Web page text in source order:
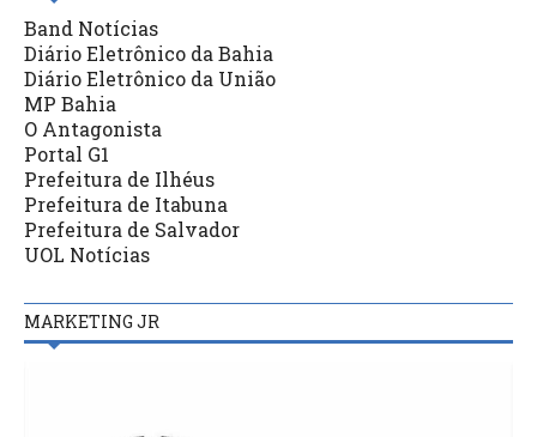
Band Notícias
Diário Eletrônico da Bahia
Diário Eletrônico da União
MP Bahia
O Antagonista
Portal G1
Prefeitura de Ilhéus
Prefeitura de Itabuna
Prefeitura de Salvador
UOL Notícias
MARKETING JR